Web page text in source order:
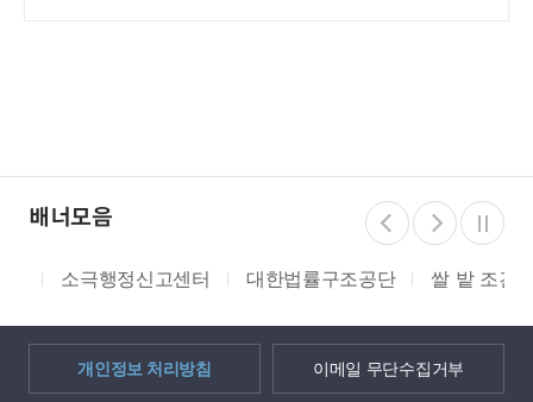
배너모음
소극행정신고센터 대한법률구조공단 쌀 밭 조건분
개인정보 처리방침 이메일 무단수집거부